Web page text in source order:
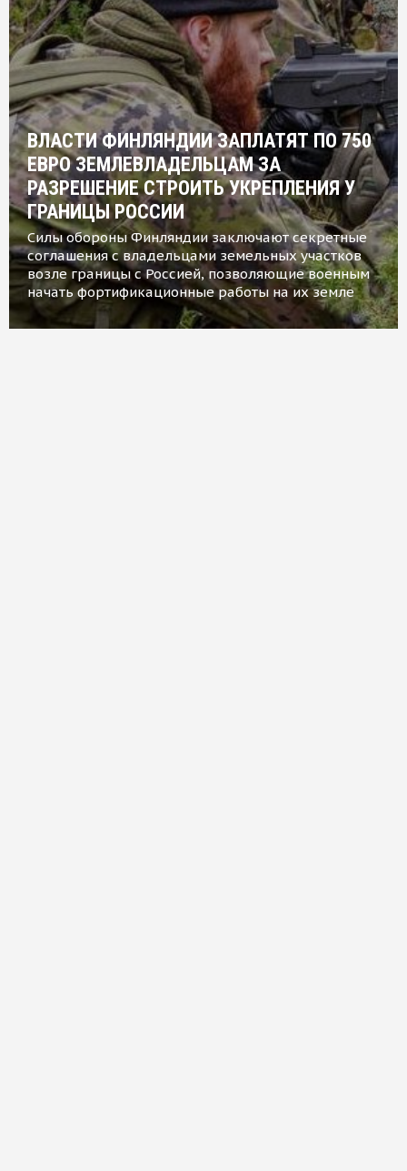
ВЛАСТИ ФИНЛЯНДИИ ЗАПЛАТЯТ ПО 750
ЕВРО ЗЕМЛЕВЛАДЕЛЬЦАМ ЗА
РАЗРЕШЕНИЕ СТРОИТЬ УКРЕПЛЕНИЯ У
ГРАНИЦЫ РОССИИ
Силы обороны Финляндии заключают секретные
соглашения с владельцами земельных участков
возле границы с Россией, позволяющие военным
начать фортификационные работы на их земле